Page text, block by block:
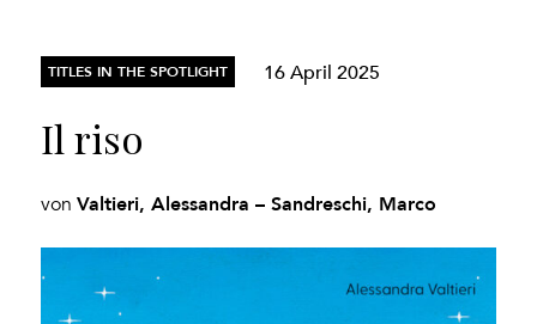
TITLES IN THE SPOTLIGHT 16 April 2025
Il riso
vonValtieri, Alessandra – Sandreschi, Marco